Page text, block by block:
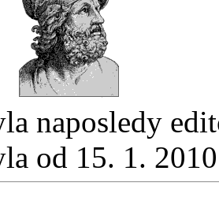
naposledy
od 15. 1.